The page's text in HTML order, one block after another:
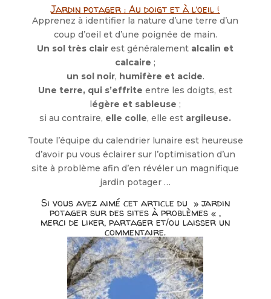
Jardin potager : Au doigt et à l’oeil !
Apprenez à identifier la nature d’une terre d’un
coup d’oeil et d’une poignée de main.
Un sol très clair est généralement alcalin et
calcaire ;
un sol noir, humifère et acide.
Une terre, qui s’effrite entre les doigts, est
légère et sableuse ;
si au contraire, elle colle, elle est argileuse.
Toute l’équipe du calendrier lunaire est heureuse
d’avoir pu vous éclairer sur l’optimisation d’un
site à problème afin d’en révéler un magnifique
jardin potager …
Si vous avez aimé cet article du » jardin
potager sur des sites à problèmes « ,
merci de liker, partager et/ou laisser un
commentaire.